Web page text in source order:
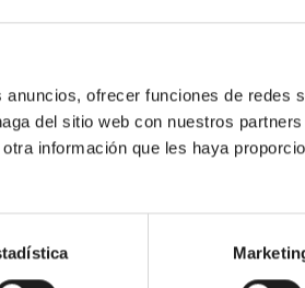
ofrecer funciones de redes
del sitio web con nuestros
información que les haya
bañera
al